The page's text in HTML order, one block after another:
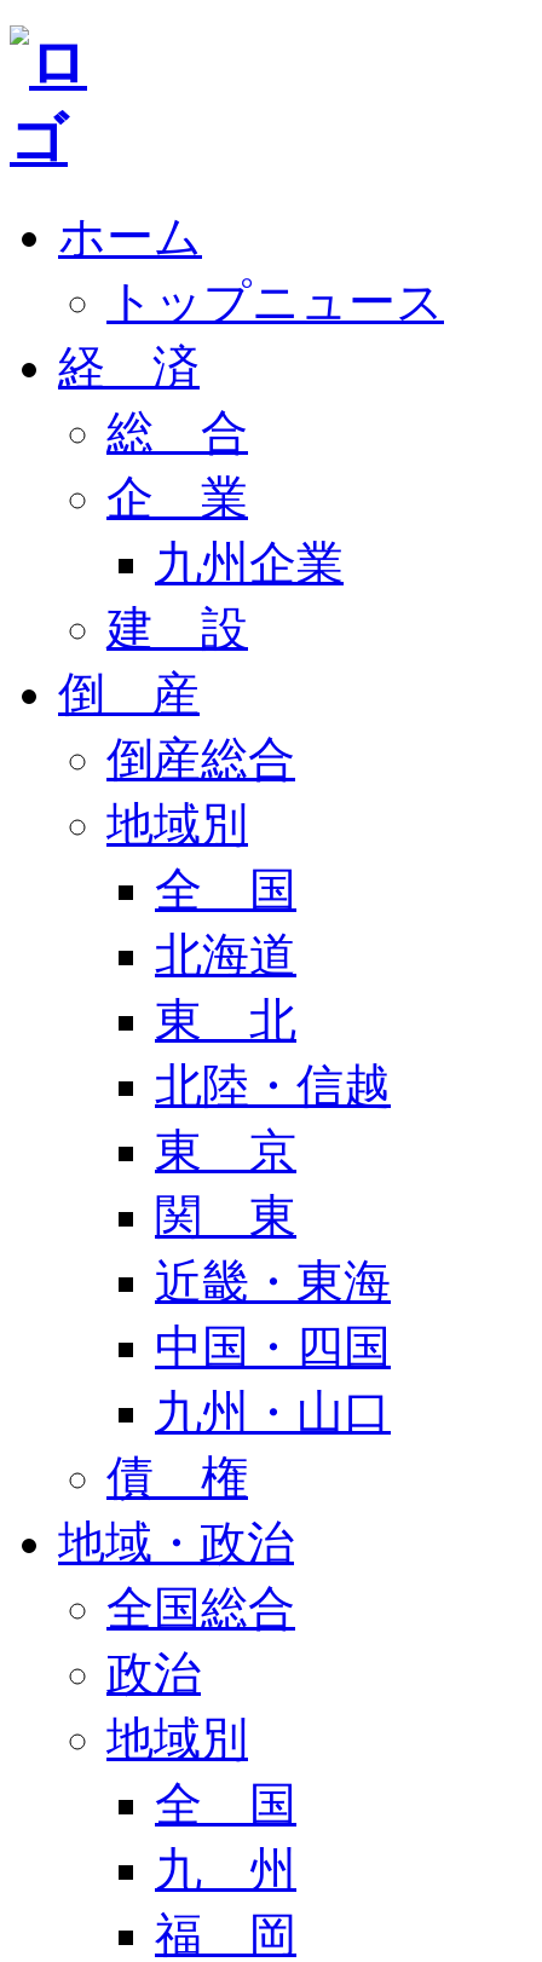
ホーム
トップニュース
経 済
総 合
企 業
九州企業
建 設
倒 産
倒産総合
地域別
全 国
北海道
東 北
北陸・信越
東 京
関 東
近畿・東海
中国・四国
九州・山口
債 権
地域・政治
全国総合
政治
地域別
全 国
九 州
福 岡